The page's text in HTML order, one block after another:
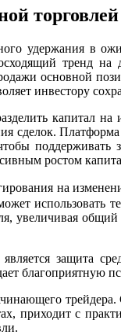
удержания в
тренд
основной
инвестору
капитал
сделок.
ростом
на
увеличивая
защита
приходит с